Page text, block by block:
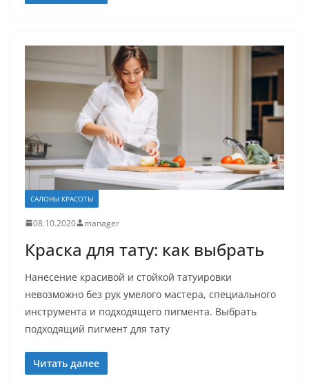
САЛОНЫ КРАСОТЫ
08.10.2020 manager
Краска для тату: как выбрать
Нанесение красивой и стойкой татуировки
невозможно без рук умелого мастера, специального
инструмента и подходящего пигмента. Выбрать
подходящий пигмент для тату
Читать далее